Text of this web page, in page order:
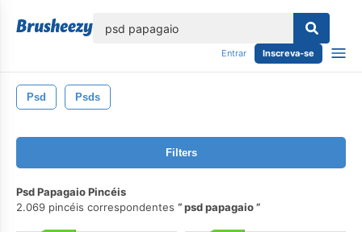
Entrar Inscreva-se
Psd Psds
Filters
Psd Papagaio Pincéis
2.069 pincéis correspondentes
psd papagaio